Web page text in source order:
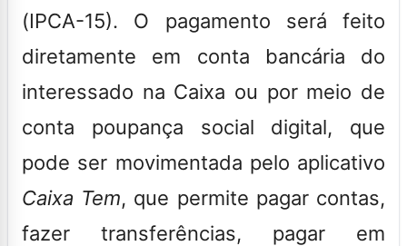
(IPCA-15). O pagamento será feito
diretamente em conta bancária do
interessado na Caixa ou por meio de
conta poupança social digital, que
pode ser movimentada pelo aplicativo
Caixa Tem, que permite pagar contas,
fazer transferências, pagar em